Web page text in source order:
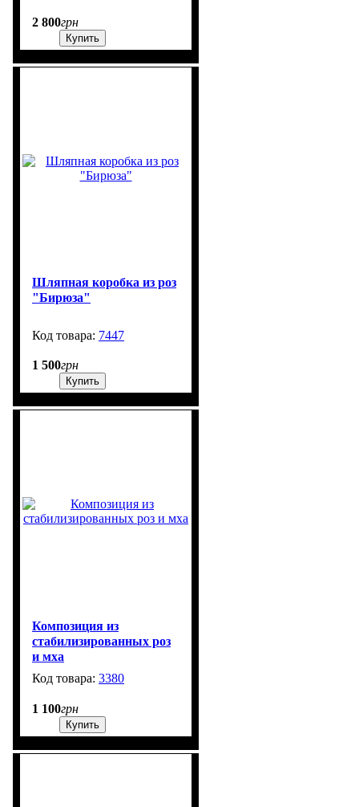
2 800грн
Купить
Шляпная коробка из роз
"Бирюза"
7447
1 500грн
Купить
Композиция из
стабилизированных роз
и мха
3380
1 100грн
Купить